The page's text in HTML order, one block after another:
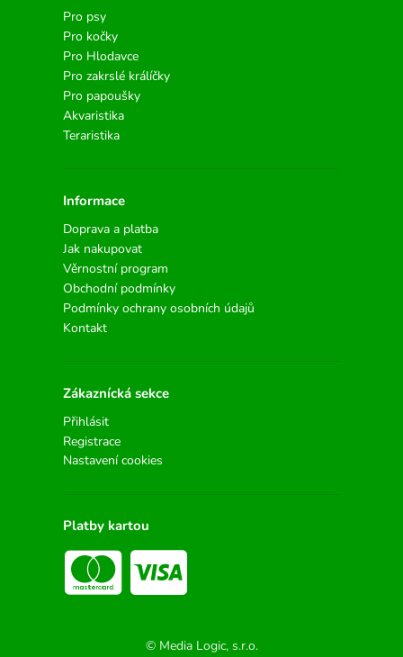
Pro psy
Pro kočky
Pro Hlodavce
Pro zakrslé králíčky
Pro papoušky
Akvaristika
Teraristika
Informace
Doprava a platba
Jak nakupovat
Věrnostní program
Obchodní podmínky
Podmínky ochrany osobních údajů
Kontakt
Zákaznícká sekce
Přihlásit
Registrace
Nastavení cookies
Platby kartou
© Media Logic, s.r.o.